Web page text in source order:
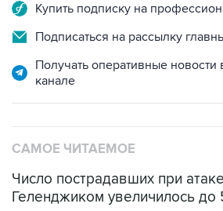
Купить подписку на
Подписаться на рассылку
Получать оперативные
канале
САМОЕ ЧИТАЕМОЕ
Число пострадавших при
Геленджиком увеличилось до